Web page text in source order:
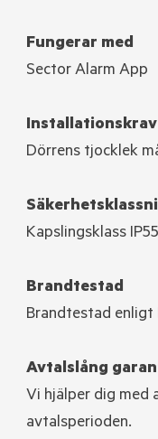
Fungerar med
Sector Alarm App
Installationskrav
Dörrens tjocklek
Kapslingsklass IP55
Brandtestad
Brandtestad enligt
Avtalslång
Vi hjälper dig med
avtalsperioden.